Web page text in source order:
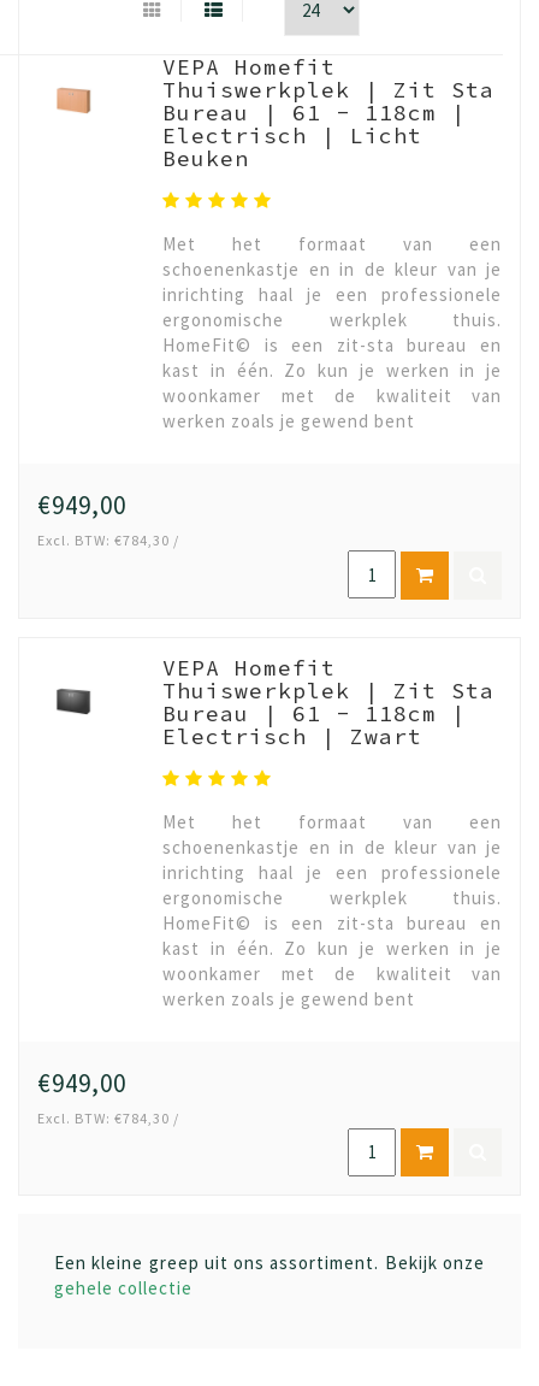
VEPA Homefit
Thuiswerkplek | Zit Sta
Bureau | 61 - 118cm |
Electrisch | Licht
Beuken
Met het formaat van een
schoenenkastje en in de kleur van je
inrichting haal je een professionele
ergonomische werkplek thuis.
HomeFit© is een zit-sta bureau en
kast in één. Zo kun je werken in je
woonkamer met de kwaliteit van
werken zoals je gewend bent
€949,00
Excl. BTW: €784,30 /
VEPA Homefit
Thuiswerkplek | Zit Sta
Bureau | 61 - 118cm |
Electrisch | Zwart
Met het formaat van een
schoenenkastje en in de kleur van je
inrichting haal je een professionele
ergonomische werkplek thuis.
HomeFit© is een zit-sta bureau en
kast in één. Zo kun je werken in je
woonkamer met de kwaliteit van
werken zoals je gewend bent
€949,00
Excl. BTW: €784,30 /
Een kleine greep uit ons assortiment. Bekijk onze
gehele collectie